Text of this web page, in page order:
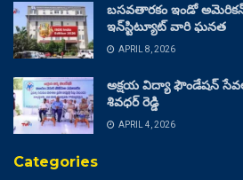
బసవతారకం ఇండో
ఇన్‌స్టిట్యూట్ వారి ఘనత
APRIL 8, 2026
అక్షయ విద్యా ఫౌండేషన్
శివధర్ రెడ్డి
APRIL 4, 2026
Categories